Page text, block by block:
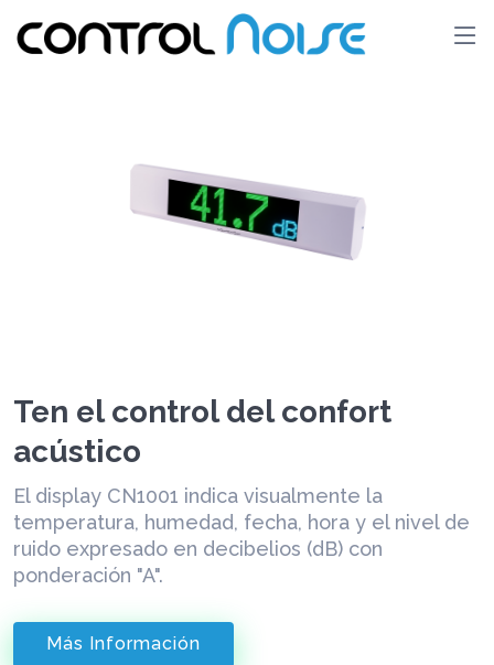
Ten el control del confort
acústico
El display CN1001 indica visualmente la
temperatura, humedad, fecha, hora y el nivel de
ruido expresado en decibelios (dB) con
ponderación "A".
Más Información